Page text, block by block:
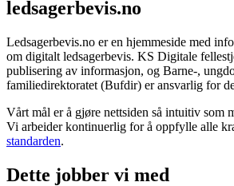
ledsagerbevis.no
Ledsagerbevis.no er en hjemmeside med
om digitalt ledsagerbevis. KS Digitale
publisering av informasjon, og Barne-,
familiedirektoratet (Bufdir) er ansvarlig for
Vårt mål er å gjøre nettsiden så intuitiv som
Vi arbeider kontinuerlig for å oppfylle alle
standarden.
Dette jobber vi med